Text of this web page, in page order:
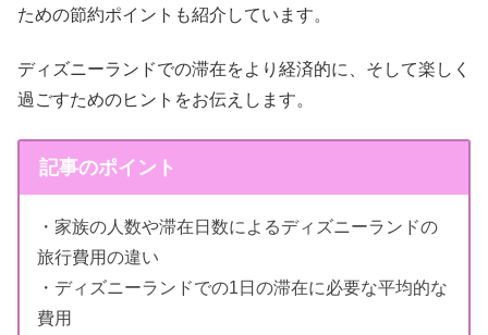
ための節約ポイントも紹介しています。
ディズニーランドでの滞在をより経済的に、そして楽しく
過ごすためのヒントをお伝えします。
記事のポイント
・家族の人数や滞在日数によるディズニーランドの
旅行費用の違い
・ディズニーランドでの1日の滞在に必要な平均的な
費用